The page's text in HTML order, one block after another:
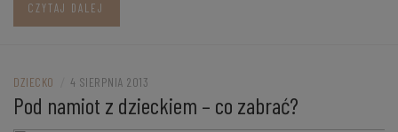
CZYTAJ DALEJ
DZIECKO 4 SIERPNIA 2013
Pod namiot z dzieckiem – co zabrać?